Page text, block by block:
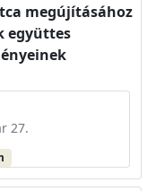
megújításához
együttes
27.